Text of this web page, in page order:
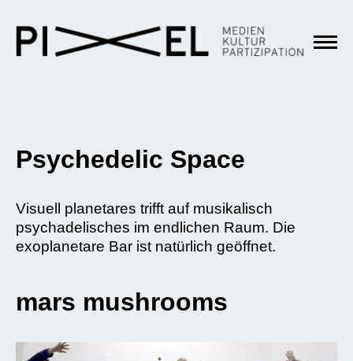
Psychedelic Space
Visuell planetares trifft auf musikalisch
psychadelisches im endlichen Raum. Die
exoplanetare Bar ist natürlich geöffnet.
mars mushrooms